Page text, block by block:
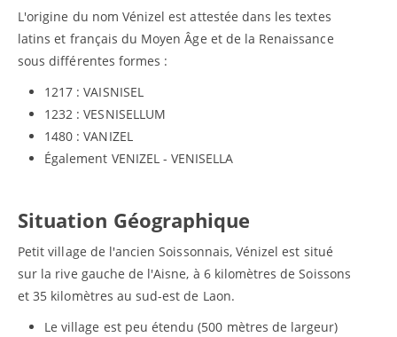
L'origine du nom Vénizel est attestée dans les textes
latins et français du Moyen Âge et de la Renaissance
sous différentes formes :
1217 : VAISNISEL
1232 : VESNISELLUM
1480 : VANIZEL
Également VENIZEL - VENISELLA
Situation Géographique
Petit village de l'ancien Soissonnais, Vénizel est situé
sur la rive gauche de l'Aisne, à 6 kilomètres de Soissons
et 35 kilomètres au sud-est de Laon.
Le village est peu étendu (500 mètres de largeur)